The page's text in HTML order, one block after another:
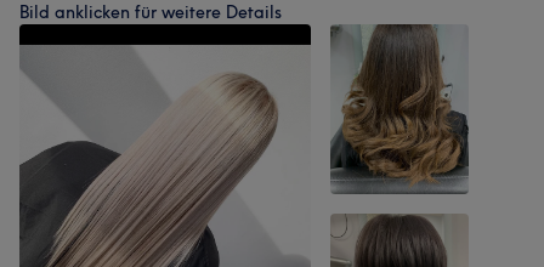
Bild anklicken für weitere Details